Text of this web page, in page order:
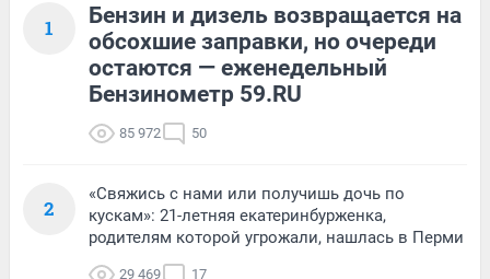
1
Бензин и дизель возвращается на
обсохшие заправки, но очереди
остаются — еженедельный
Бензинометр 59.RU
85 972 50
2
«Свяжись с нами или получишь дочь по
кускам»: 21-летняя екатеринбурженка,
родителям которой угрожали, нашлась в Перми
29 469 17